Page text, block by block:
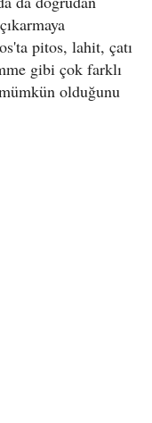
pitos, lahit, çatı
gibi çok farklı
olduğunu